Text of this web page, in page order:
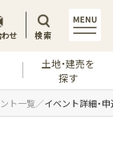
土地・建売を
探す
せ 検索
ト一覧 イベント詳細・